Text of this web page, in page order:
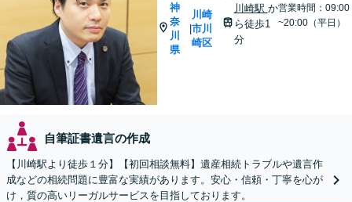
神
奈
川
県
|
川崎
市川
崎区
川崎駅 か
ら徒歩1
分
営業時間：09:00
~20:00（平日）
自筆証書遺言の作成
【川崎駅より徒歩１分】【初回相談無料】遺産相続トラブルや遺言作
成などの相続問題に豊富な実績があります。安心・信頼・丁寧を心が
け，質の高いリーガルサービスを目指しております。